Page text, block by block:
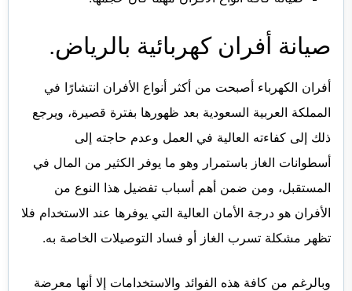
صيانة أفران كهربائية بالرياض.
أفران الكهرباء أصبحت من أكثر أنواع الأفران انتشارًا في
المملكة العربية السعودية بعد ظهورها بفترة قصيرة، ويرجع
ذلك إلى كفاءته العالية في العمل وعدم حاجته إلى
أسطوانات الغاز باستمرار وهو ما يوفر الكثير من المال في
المستقبل، ومن ضمن أهم أسباب تفضيل هذا النوع من
الأفران هو درجة الأمان العالية التي يوفرها عند الاستخدام فلا
تظهر مشكلة تسرب الغاز أو فساد التوصيلات الخاصة به.
وبالرغم من كافة هذه الفوائد والاستخدامات إلا أنها معرضة